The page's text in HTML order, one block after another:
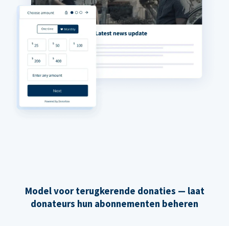
Model voor terugkerende donaties — laat
donateurs hun abonnementen beheren